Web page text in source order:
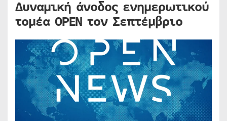
Δυναμική άνοδος ενημερωτικού
τομέα OPEN τον Σεπτέμβριο